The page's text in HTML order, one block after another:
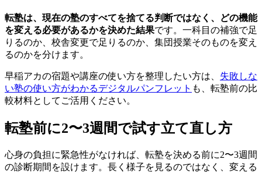
転塾は、現在の塾のすべてを捨てる判断ではなく、どの機能
を変える必要があるかを決めた結果です。一科目の補強で足
りるのか、校舎変更で足りるのか、集団授業そのものを変え
るのかを分けます。
早稲アカの宿題や講座の使い方を整理したい方は、 失敗しな
い塾の使い方がわかるデジタルパンフレット も、転塾前の比
較材料としてご活用ください。
転塾前に2〜3週間で試す立て直し方
心身の負担に緊急性がなければ、転塾を決める前に2〜3週間
の診断期間を設けます。長く様子を見るのではなく、変える